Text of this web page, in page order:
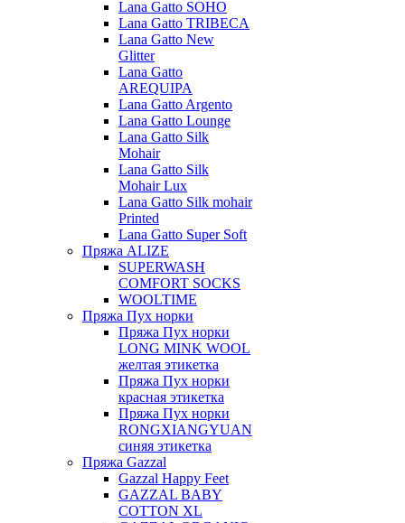
Lana Gatto SOHO
Lana Gatto TRIBECA
Lana Gatto New
Glitter
Lana Gatto
AREQUIPA
Lana Gatto Argento
Lana Gatto Lounge
Lana Gatto Silk
Mohair
Lana Gatto Silk
Mohair Lux
Lana Gatto Silk mohair
Printed
Lana Gatto Super Soft
Пряжа ALIZE
SUPERWASH
COMFORT SOCKS
WOOLTIME
Пряжа Пух норки
Пряжа Пух норки
LONG MINK WOOL
желтая этикетка
Пряжа Пух норки
красная этикетка
Пряжа Пух норки
RONGXIANGYUAN
синяя этикетка
Пряжа Gazzal
Gazzal Happy Feet
GAZZAL BABY
COTTON XL